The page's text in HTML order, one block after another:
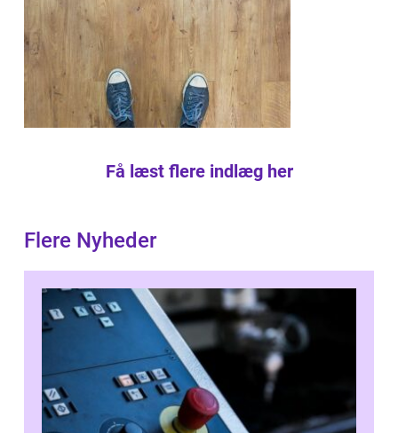
Få læst flere indlæg her
Flere Nyheder